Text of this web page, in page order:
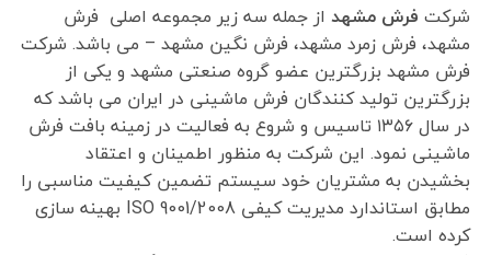
شرکت فرش مشهداز جمله سه زیر مجموعه اصلی فرش
مشهد، فرش زمرد مشهد، فرش نگین مشهد – می باشد. شرکت
فرش مشهد بزرگترین عضو گروه صنعتی مشهد و یکی از
بزرگترین تولید کنندگان فرش ماشینی در ایران می باشد که
در سال ۱۳۵۶ تاسیس و شروع به فعالیت در زمینه بافت فرش
ماشینی نمود. این شرکت به منظور اطمینان و اعتقاد
بخشیدن به مشتریان خود سیستم تضمین کیفیت مناسبی را
مطابق استاندارد مدیریت کیفی ISO 9001/2008 بهینه سازی
کرده است.